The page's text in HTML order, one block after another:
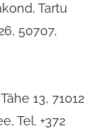
Tartu
50707,
13, 71012
, Tel. +372